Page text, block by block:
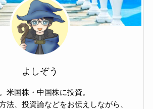
よしぞう
米国株・中国株に投資。
法、投資論などをお伝えしながら、